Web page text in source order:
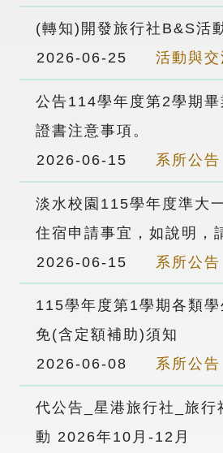
(轉知)開發旅行社B&S活
活動與交
2026-06-25
公告114學年度第2學期畢
證書注意事項。
系所公告
2026-06-15
淡水校園115學年度準大
住宿申請事宜，如說明，
系所公告
2026-06-15
115學年度第1學期各類
免(含定額補助)須知
系所公告
2026-06-08
代公告_星港旅行社_旅行
動 2026年10月-12月